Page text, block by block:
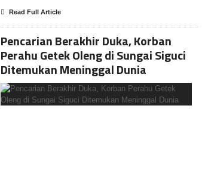
Read Full Article
Pencarian Berakhir Duka, Korban
Perahu Getek Oleng di Sungai Siguci
Ditemukan Meninggal Dunia